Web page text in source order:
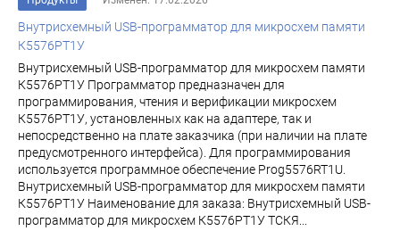
Внутрисхемный USB-программатор для микросхем памяти
К5576РТ1У
Внутрисхемный USB-программатор для микросхем памяти
К5576РТ1У Программатор предназначен для
программирования, чтения и верификации микросхем
К5576РТ1У, установленных как на адаптере, так и
непосредственно на плате заказчика (при наличии на плате
предусмотренного интерфейса). Для программирования
используется программное обеспечение Prog5576RT1U.
Внутрисхемный USB-программатор для микросхем памяти
К5576РТ1У Наименование для заказа: Внутрисхемный USB-
программатор для микросхем К5576РТ1У ТСКЯ...